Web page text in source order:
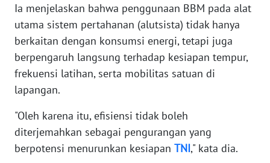
Ia menjelaskan bahwa penggunaan BBM pada alat
utama sistem pertahanan (alutsista) tidak hanya
berkaitan dengan konsumsi energi, tetapi juga
berpengaruh langsung terhadap kesiapan tempur,
frekuensi latihan, serta mobilitas satuan di
lapangan.
"Oleh karena itu, efisiensi tidak boleh
diterjemahkan sebagai pengurangan yang
berpotensi menurunkan kesiapan TNI," kata dia.
DISCLAIMER
Wahana
News
Regional
WN
SUMUT
WN
JAKARTA